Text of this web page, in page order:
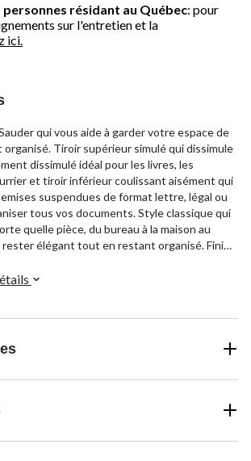
résidant au Québec: pour
sur l'entretien et la
ici.
qui vous aide à garder votre espace de
Tiroir supérieur simulé qui dissimule
dissimulé idéal pour les livres, les
et tiroir inférieur coulissant aisément qui
suspendues de format lettre, légal ou
tous vos documents. Style classique qui
quelle pièce, du bureau à la maison au
rester élégant tout en restant organisé. Fini
pratique. Assemblage rapide et simple